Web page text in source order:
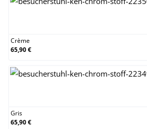
Crème
65,90 €
Gris
65,90 €